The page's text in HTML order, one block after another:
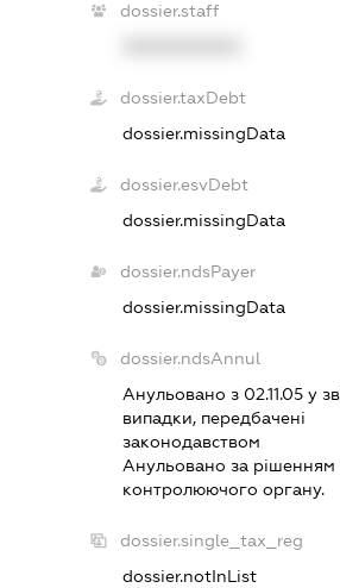
dossier.staff
dossier.taxDebt
dossier.missingData
dossier.esvDebt
dossier.missingData
dossier.ndsPayer
dossier.missingData
dossier.ndsAnnul
Анульовано з 02.11.05 у
випадки, передбаченi
законодавством
Анульовано за рiшенням
контролюючого органу.
dossier.single_tax_reg
dossier.notInList